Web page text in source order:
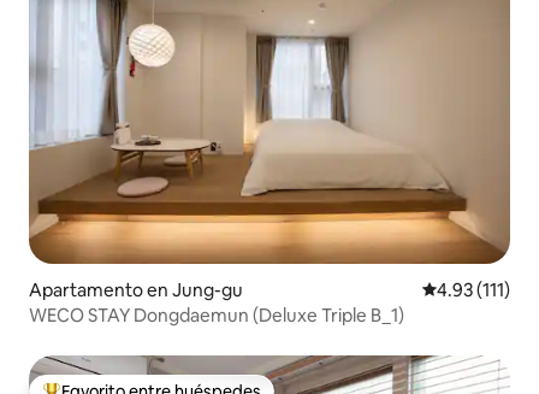
Apartamento en Jung-gu Calificación
4.93 (111)
WECO STAY Dongdaemun (Deluxe Triple B_1)